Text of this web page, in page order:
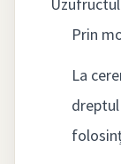
Prin
La